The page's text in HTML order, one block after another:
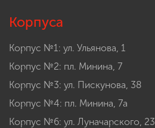
Корпуса
Корпус №1: ул. Ульянова, 1
Корпус №2: пл. Минина, 7
Корпус №3: ул. Пискунова, 38
Корпус №4: пл. Минина, 7а
Корпус №6: ул. Луначарского, 23